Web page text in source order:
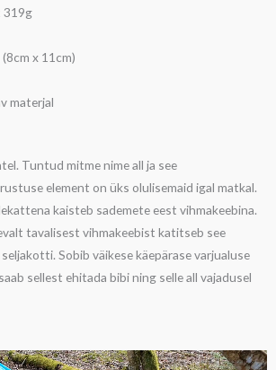
319g
x 11cm)
materjal
Tuntud mitme nime all ja see
element on üks olulisemaid igal matkal.
kaisteb sademete eest vihmakeebina.
tavalisest vihmakeebist katitseb see
Sobib väikese käepärase varjualuse
sellest ehitada bibi ning selle all vajadusel